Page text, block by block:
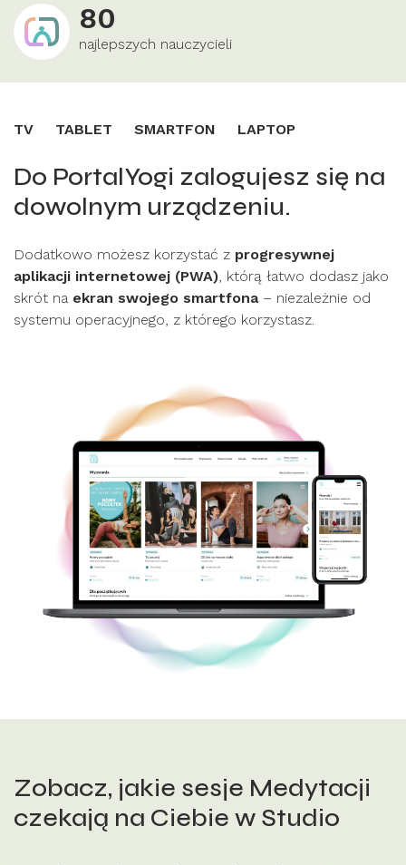
80
najlepszych nauczycieli
TV TABLET SMARTFON LAPTOP
Do PortalYogi zalogujesz się na
dowolnym urządzeniu.
Dodatkowo możesz korzystać z progresywnej
aplikacji internetowej (PWA), którą łatwo dodasz jako
skrót naekran swojego smartfona– niezależnie od
systemu operacyjnego, z którego korzystasz.
Zobacz, jakie sesje Medytacji
czekają na Ciebie w Studio